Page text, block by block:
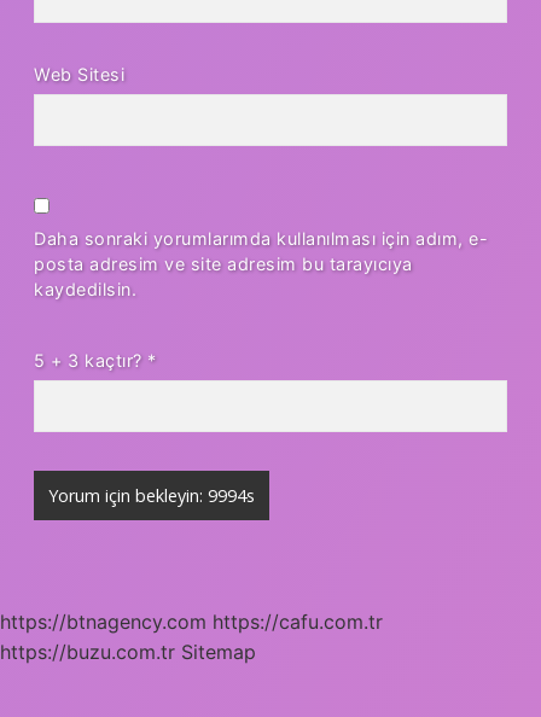
Web Sitesi
Daha sonraki yorumlarımda kullanılması için adım, e-
posta adresim ve site adresim bu tarayıcıya
kaydedilsin.
5 + 3 kaçtır? *
https://btnagency.com https://cafu.com.tr
https://buzu.com.tr Sitemap